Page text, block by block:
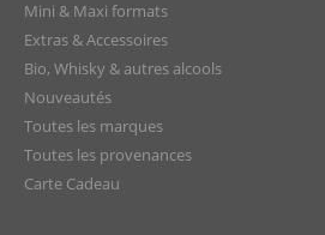
Mini & Maxi formats
Extras & Accessoires
Bio, Whisky & autres alcools
Nouveautés
Toutes les marques
Toutes les provenances
Carte Cadeau